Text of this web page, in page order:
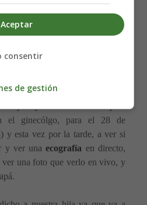
tipo de síndrome o daño de
. Cruzaremos los dedos para
el ginecólgo, para el 28 de
y esta vez por la tarde, a ver si
y ver unaecografía en directo,
ver una foto que verlo en vivo, y
Aceptar
consentir
de gestión